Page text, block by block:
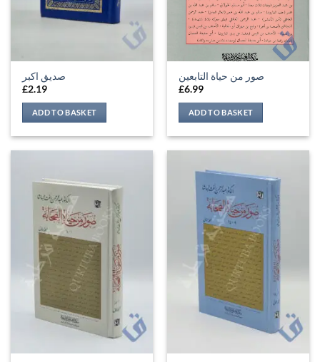
صدیق اکبر
£2.19
ADD TO BASKET
صور من حياة التابعين
£6.99
ADD TO BASKET